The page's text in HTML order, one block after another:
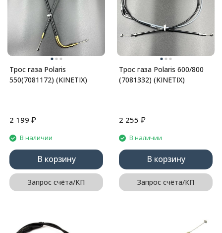
Трос газа Polaris
550(7081172) (KINETIX)
2 199 ₽
В наличии
В корзину
Запрос счёта/КП
Трос газа Polaris 600/800
(7081332) (KINETIX)
2 255 ₽
В наличии
В корзину
Запрос счёта/КП